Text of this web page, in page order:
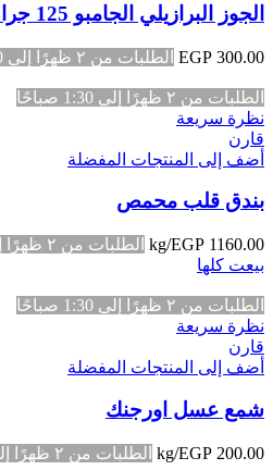
الجوز البرازيلي الجامبو 125 جرام
EGP 300.00 الطلبات من ٢ ظهرًا إلى 1:30 صباحًا
الطلبات من ٢ ظهرًا إلى 1:30 صباحًا
نظرة سريعة
قارن
أضف إلى المنتجات المفضلة
بندق قلب محمص
EGP 1160.00
/kg
الطلبات من ٢ ظهرًا إلى 1:30 صباحًا
بيعت كلها
الطلبات من ٢ ظهرًا إلى 1:30 صباحًا
نظرة سريعة
قارن
أضف إلى المنتجات المفضلة
شمع عسل اورجنك
EGP 200.00
/kg الطلبات من ٢ ظهرًا إلى 1:30 صباحًا